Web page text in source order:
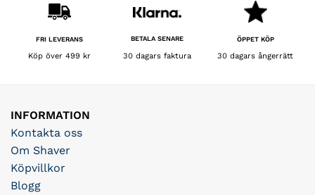
FRI LEVERANS
Köp över 499 kr
BETALA SENARE
30 dagars faktura
ÖPPET KÖP
30 dagars ångerrätt
INFORMATION
Kontakta oss
Om Shaver
Köpvillkor
Blogg